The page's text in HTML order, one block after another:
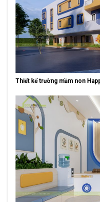
Thiết kế trường mầm non